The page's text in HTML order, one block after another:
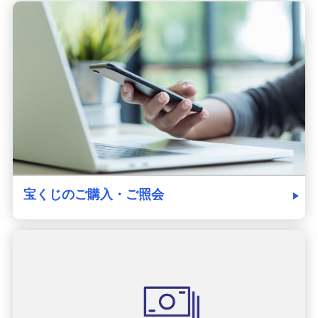
発売スケジュール
みずほ銀行について
宝くじのご購入・ご照会